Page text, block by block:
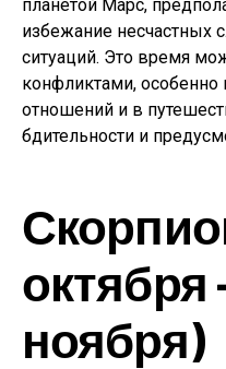
планетой Марс,
избежание несчастных
ситуаций. Это время
конфликтами,
отношений и в
бдительности и
октября
ноября)